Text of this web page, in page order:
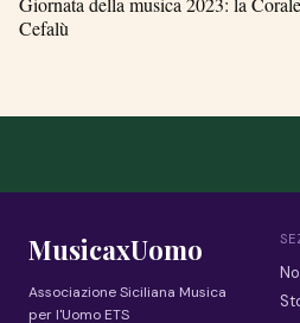
Cefalù
MusicaxUomo
Associazione Siciliana Musica
per l'Uomo ETS